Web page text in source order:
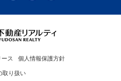
ース 個人情報保護方針
取り扱い